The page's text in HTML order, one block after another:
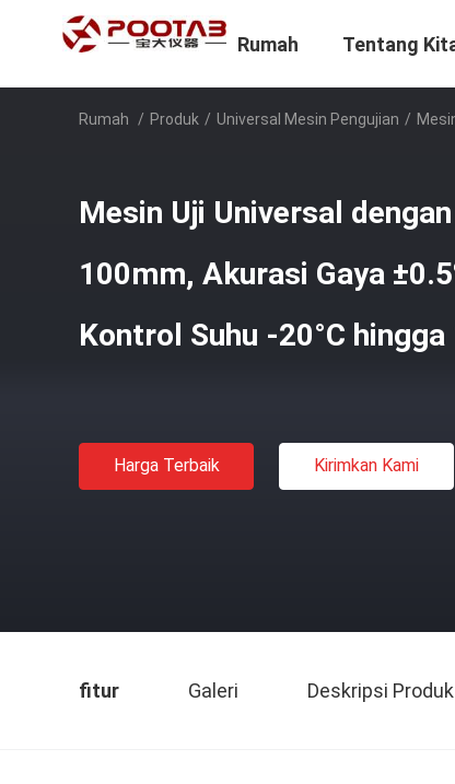
Rumah Tentang
Rumah / Produk / Universal Mesin Pengujian /
Mesin Uji Universal
100mm, Akurasi Gaya
Kontrol Suhu -20°C hingga
Harga Terbaik Kirimkan Kami
fitur Galeri Deskripsi Produk